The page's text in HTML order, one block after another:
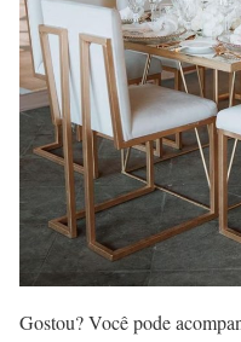
Gostou? Você pode